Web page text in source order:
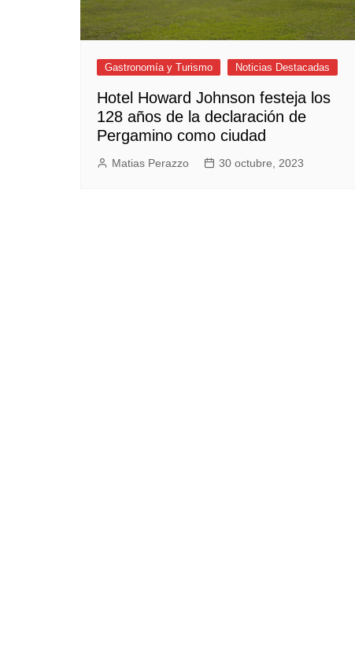
Trendy News
LifeStyle
Negocios
Gastronomía y Turismo Noticias Destacadas
Hotel Howard Johnson festeja los
128 años de la declaración de
Pergamino como ciudad
Matias Perazzo 30 octubre, 2023